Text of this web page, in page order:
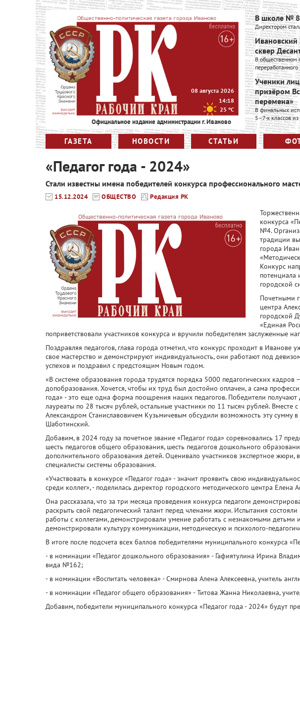
Официальное издание администрации г. Иваново
08 августа 2026
14:18
25 °C
В школе № 8
Директором
Ивановский
сквер
В общественном
переработанного
Ученики
призёром
перемена»
В финальных
5–7-х классов
ГАЗЕТА НОВОСТИ СТАТЬИ
«Педагог года - 2024»
Стали известны имена победителей конкурса профессионального
15.12.2024 ОБЩЕСТВО Редакция РК
конкурса
№4.
традиции
города
Конкурс
потенциала
городской
Почетными
центра
городской
«Единая
поприветствовали участников конкурса и вручили победителям заслуженные
Поздравляя педагогов, глава города отметил, что конкурс проходит в Иванове
свое мастерство и демонстрируют индивидуальность, они работают под
успехов и поздравил с предстоящим Новым годом.
«В системе образования города трудятся порядка 5000 педагогических кадров
допобразования. Хочется, чтобы их труд был достойно оплачен, а сама
года» - это еще одна форма поощрения наших педагогов. Победители
лауреаты по 28 тысяч рублей, остальные участники по 11 тысяч рублей.
Александром Станиславовичем Кузьмичевым обсудили возможность эту сумму
Шаботинский.
Добавим, в 2024 году за почетное звание «Педагог года» соревновались 17
шесть педагогов общего образования, шесть педагогов дошкольного
дополнительного образования детей. Оценивало участников экспертное жюри,
специалисты системы образования.
«Участвовать в конкурсе «Педагог года» - значит проявить свою
среди коллег», - поделилась директор городского методического центра Елена
Она рассказала, что за три месяца проведения конкурса педагоги
раскрыть свой педагогический талант перед членами жюри. Испытания
работы с коллегами, демонстрировали умение работать с незнакомыми детьми
демонстрировали культуру коммуникации, методическую и психолого-
В итоге после подсчета всех баллов победителями муниципального конкурса
- в номинации «Педагог дошкольного образования» - Гафиятулина Ирина
вида №162;
- в номинации «Воспитать человека» - Смирнова Алена Алексеевна, учитель
- в номинации «Педагог общего образования» - Титова Жанна Николаевна,
Добавим, победители муниципального конкурса «Педагог года - 2024» будут